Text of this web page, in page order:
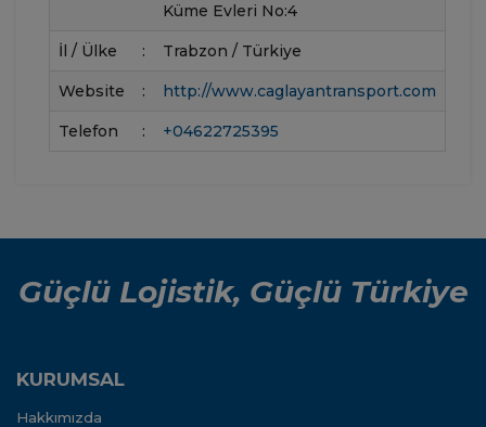
Küme Evleri No:4
İl / Ülke : Trabzon / Türkiye
Website : http://www.caglayantransport.com
Telefon : +04622725395
Güçlü Lojistik, Güçlü Türkiye
KURUMSAL
Hakkımızda